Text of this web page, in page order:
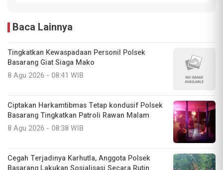
Baca Lainnya
Tingkatkan Kewaspadaan Personil Polsek
Basarang Giat Siaga Mako
8 Agu 2026 - 08:41 WIB
Ciptakan Harkamtibmas Tetap kondusif Polsek
Basarang Tingkatkan Patroli Rawan Malam
8 Agu 2026 - 08:38 WIB
Cegah Terjadinya Karhutla, Anggota Polsek